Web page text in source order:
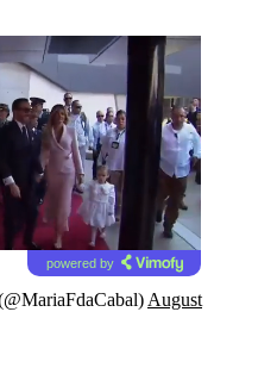
powered by
August